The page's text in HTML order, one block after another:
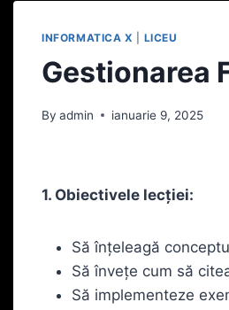
INFORMATICA X LICEU
Gestionarea
By admin ianuarie 9, 2025
1. Obiectivele lecției:
Să înțeleagă
Să învețe cum să
Să implementeze